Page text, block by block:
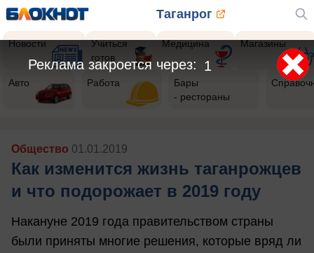
Таганрог
Новости
Учиться
готов
Медицина Магазины
Авто Работа
Бары
- рестораны
Общество 01.01.2019
Как изменится жизнь таганрожцев
и что подорожает в 2019 году
Накануне 2019 года правительством страны
были приняты многие решения, которые вряд ли